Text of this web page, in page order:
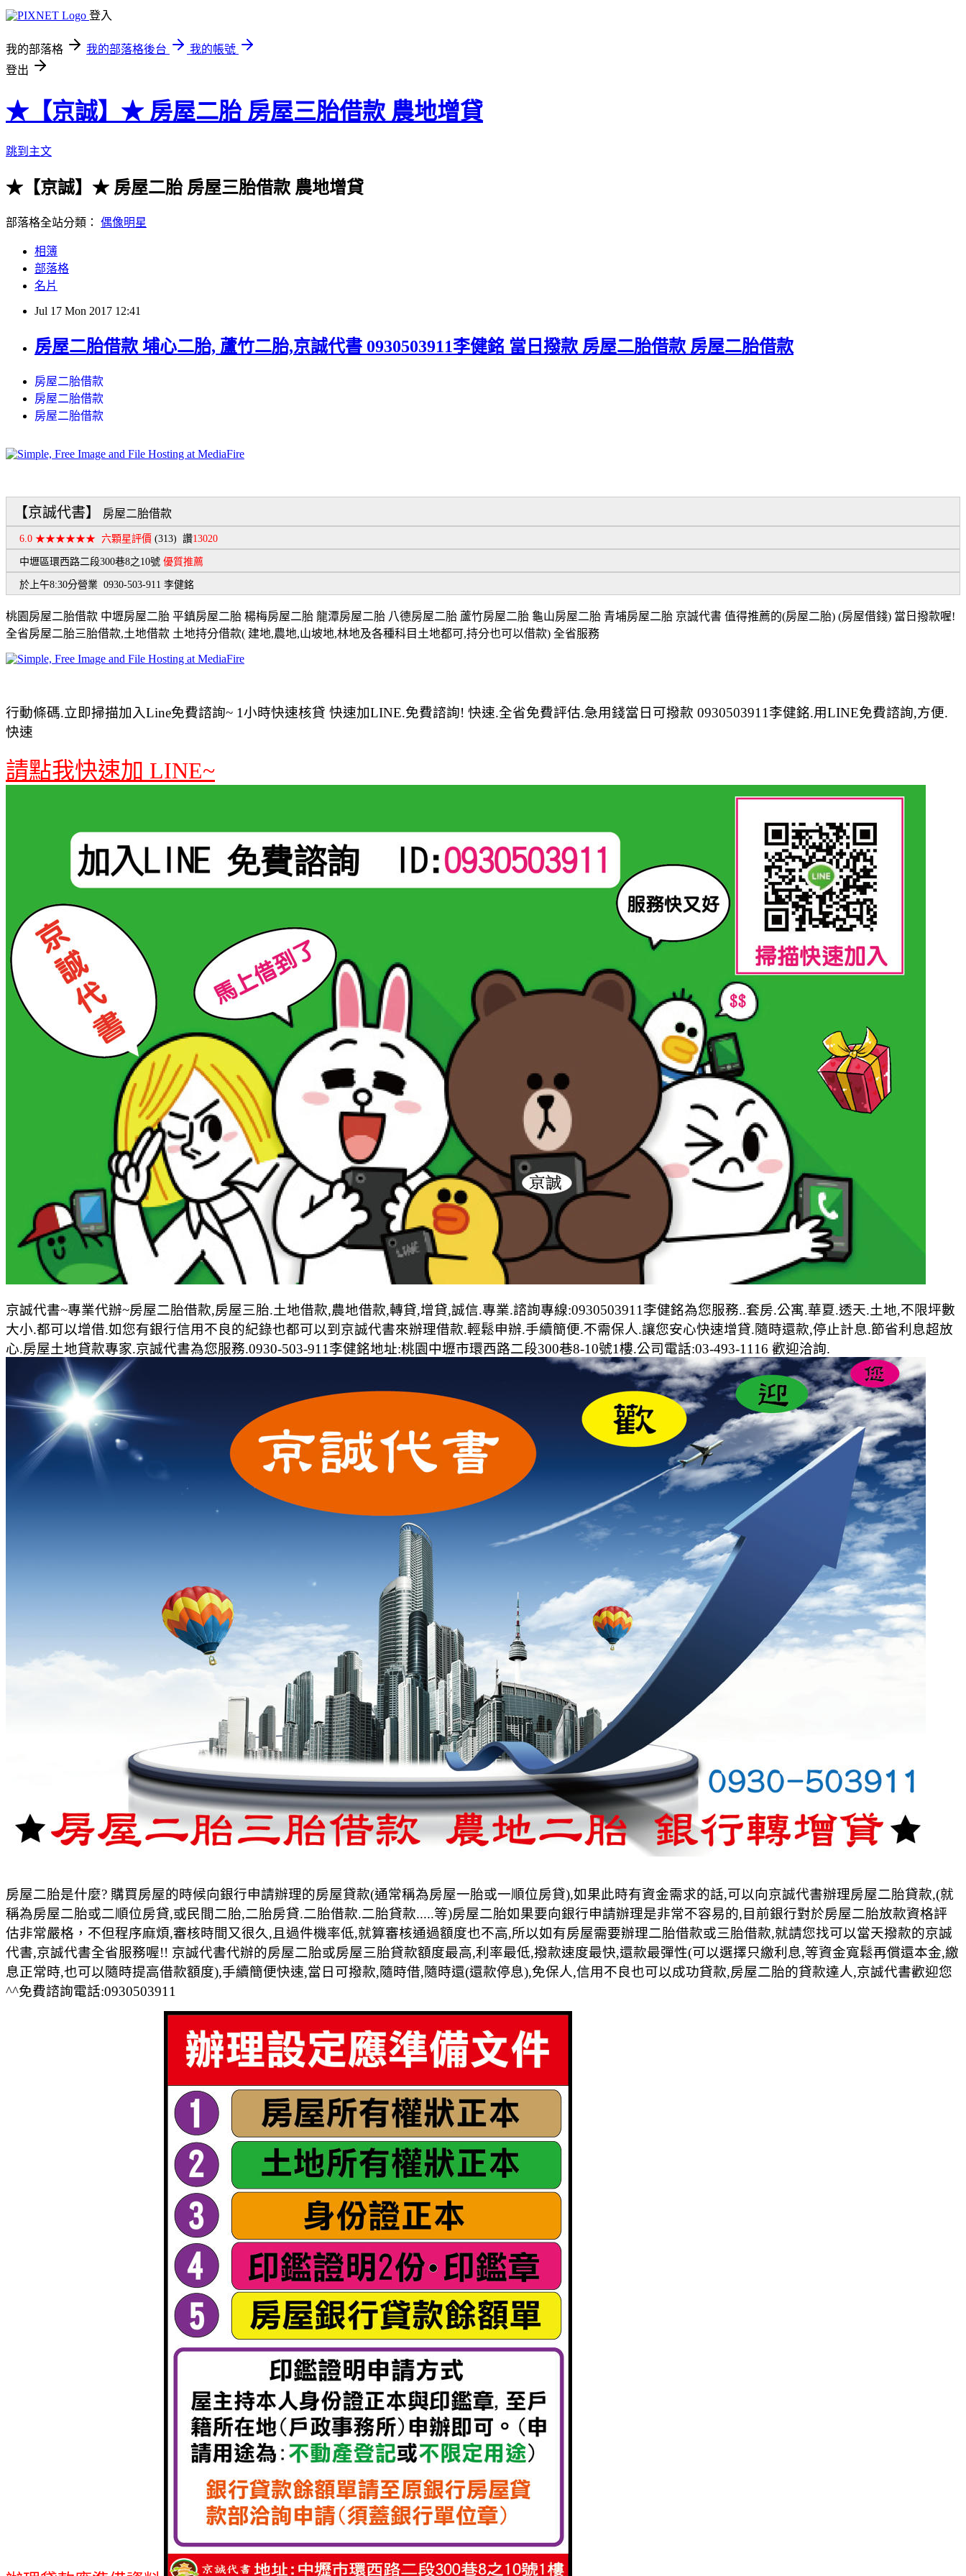
登入
我的部落格 我的部落格後台
我的帳號
登出
★【京誠】★ 房屋二胎 房屋三胎借款 農地增貸
跳到主文
★【京誠】★ 房屋二胎 房屋三胎借款 農地增貸
部落格全站分類： 偶像明星
相簿
部落格
名片
Jul 17 Mon 2017 12:41
房屋二胎借款 埔心二胎, 蘆竹二胎,京誠代書 0930503911李健銘 當日撥款 房屋二胎借款 房屋二胎借款
房屋二胎借款
房屋二胎借款
房屋二胎借款
【京誠代書】 房屋二胎借款
6.0 ★★★★★★ 六顆星評價 (313) 讚13020
中壢區環西路二段300巷8之10號 優質推薦
於上午8:30分營業 0930-503-911 李健銘
桃園房屋二胎借款 中壢房屋二胎 平鎮房屋二胎 楊梅房屋二胎 龍潭房屋二胎 八德房屋二胎 蘆竹房屋二胎 龜山房屋二胎 青埔房屋二胎 京誠代書 值得推薦的(房屋二胎) (房屋借錢) 當日撥款喔!
全省房屋二胎三胎借款,土地借款 土地持分借款( 建地,農地,山坡地,林地及各種科目土地都可,持分也可以借款) 全省服務
行動條碼.立即掃描加入Line免費諮詢~ 1小時快速核貸 快速加LINE.免費諮詢! 快速.全省免費評估.急用錢當日可撥款 0930503911李健銘.用LINE免費諮詢,方便.
快速
請點我快速加 LINE~
京誠代書~專業代辦~房屋二胎借款,房屋三胎.土地借款,農地借款,轉貸,增貸,誠信.專業.諮詢專線:0930503911李健銘為您服務..套房.公寓.華夏.透天.土地,不限坪數
大小.都可以增借.如您有銀行信用不良的紀錄也都可以到京誠代書來辦理借款.輕鬆申辦.手續簡便.不需保人.讓您安心快速增貸.隨時還款,停止計息.節省利息超放
心.房屋土地貸款專家.京誠代書為您服務.0930-503-911李健銘地址:桃園中壢市環西路二段300巷8-10號1樓.公司電話:03-493-1116 歡迎洽詢.
房屋二胎是什麼? 購買房屋的時候向銀行申請辦理的房屋貸款(通常稱為房屋一胎或一順位房貸),如果此時有資金需求的話,可以向京誠代書辦理房屋二胎貸款,(就
稱為房屋二胎或二順位房貸,或民間二胎,二胎房貸.二胎借款.二胎貸款.....等)房屋二胎如果要向銀行申請辦理是非常不容易的,目前銀行對於房屋二胎放款資格評
估非常嚴格，不但程序麻煩,審核時間又很久,且過件機率低,就算審核通過額度也不高,所以如有房屋需要辦理二胎借款或三胎借款,就請您找可以當天撥款的京誠
代書,京誠代書全省服務喔!! 京誠代書代辦的房屋二胎或房屋三胎貸款額度最高,利率最低,撥款速度最快,還款最彈性(可以選擇只繳利息,等資金寬鬆再償還本金,繳
息正常時,也可以隨時提高借款額度),手續簡便快速,當日可撥款,隨時借,隨時還(還款停息),免保人,信用不良也可以成功貸款,房屋二胎的貸款達人,京誠代書歡迎您
^^免費諮詢電話:0930503911